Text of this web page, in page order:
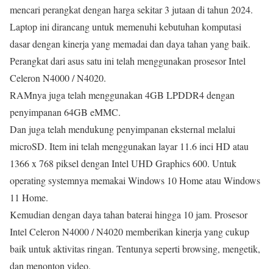
mencari perangkat dengan harga sekitar 3 jutaan di tahun 2024.
Laptop ini dirancang untuk memenuhi kebutuhan komputasi
dasar dengan kinerja yang memadai dan daya tahan yang baik.
Perangkat dari asus satu ini telah menggunakan prosesor Intel
Celeron N4000 / N4020.
RAMnya juga telah menggunakan 4GB LPDDR4 dengan
penyimpanan 64GB eMMC.
Dan juga telah mendukung penyimpanan eksternal melalui
microSD. Item ini telah menggunakan layar 11.6 inci HD atau
1366 x 768 piksel dengan Intel UHD Graphics 600. Untuk
operating systemnya memakai Windows 10 Home atau Windows
11 Home.
Kemudian dengan daya tahan baterai hingga 10 jam. Prosesor
Intel Celeron N4000 / N4020 memberikan kinerja yang cukup
baik untuk aktivitas ringan. Tentunya seperti browsing, mengetik,
dan menonton video.